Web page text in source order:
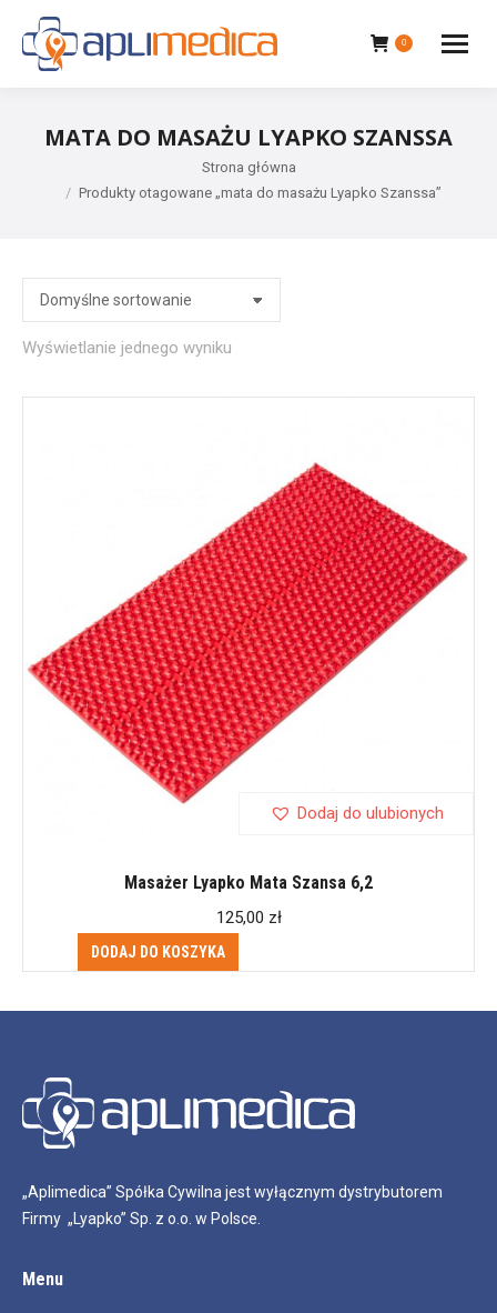
0
MATA DO MASAŻU LYAPKO SZANSSA
Strona główna
Produkty otagowane „mata do masażu Lyapko Szanssa”
Wyświetlanie jednego wyniku
Dodaj do ulubionych
Masażer Lyapko Mata Szansa 6,2
125,00 zł
DODAJ DO KOSZYKA
„Aplimedica” Spółka Cywilna jest wyłącznym dystrybutorem
Firmy „Lyapko” Sp. z o.o. w Polsce.
Menu